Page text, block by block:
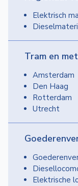
Elektrisch
Tram en
Amsterdam
Den Haag
Rotterdam
Utrecht
Elektrische